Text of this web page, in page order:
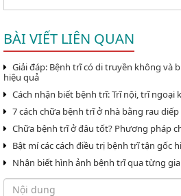
BÀI VIẾT LIÊN QUAN
Giải đáp: Bệnh trĩ có di truyền không và
hiệu quả
Cách nhận biết bệnh trĩ: Trĩ nội, trĩ ngoại
7 cách chữa bệnh trĩ ở nhà bằng rau
Chữa bệnh trĩ ở đâu tốt? Phương pháp
Bật mí các cách điều trị bệnh trĩ tận gốc
Nhận biết hình ảnh bệnh trĩ qua từng